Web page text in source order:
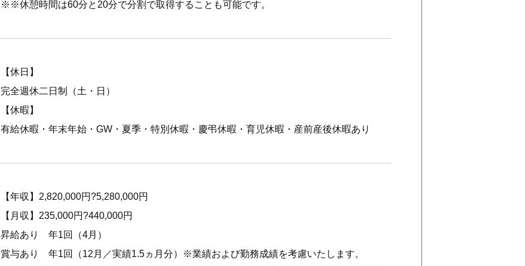
※※休憩時間は60分と20分で分割で取得することも可能です。
【休日】
完全週休二日制（土・日）
【休暇】
有給休暇・年末年始・GW・夏季・特別休暇・慶弔休暇・育児休暇・産前産後休暇あり
【年収】2,820,000円?5,280,000円
【月収】235,000円?440,000円
昇給あり 年1回（4月）
賞与あり 年1回（12月／実績1.5ヵ月分）※業績および勤務成績を考慮いたします。